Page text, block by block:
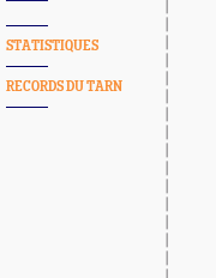
STATISTIQUES
RECORDS DU TARN